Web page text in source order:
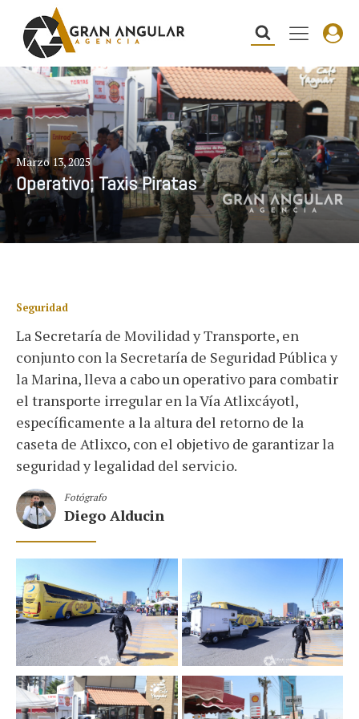
Marzo 13, 2025
Operativo; Taxis Piratas
Seguridad
La Secretaría de Movilidad y Transporte, en
conjunto con la Secretaría de Seguridad Pública y
la Marina, lleva a cabo un operativo para combatir
el transporte irregular en la Vía Atlixcáyotl,
específicamente a la altura del retorno de la
caseta de Atlixco, con el objetivo de garantizar la
seguridad y legalidad del servicio.
Fotógrafo
Diego Alducin